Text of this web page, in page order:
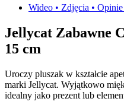
Wideo • Zdjęcia • Opinie
Jellycat Zabawne
15 cm
Uroczy pluszak w kształcie
marki Jellycat. Wyjątkowo
idealny jako prezent lub